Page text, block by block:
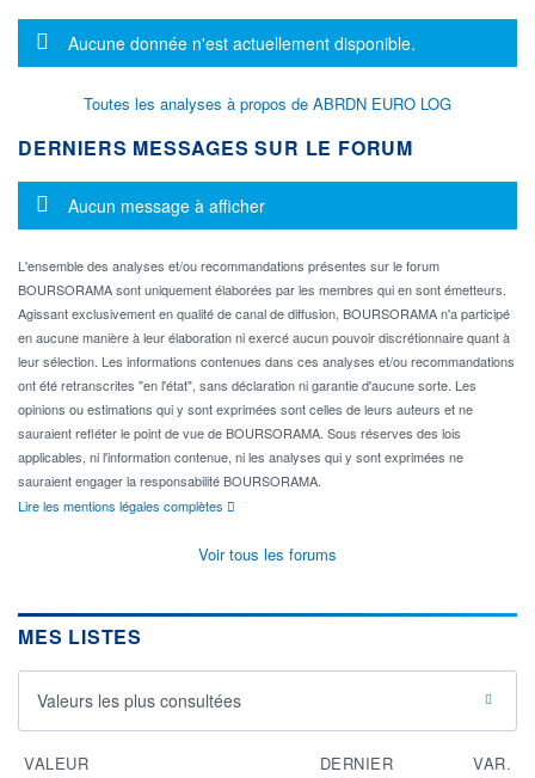
Message d'information
Aucune donnée n'est actuellement disponible.
Toutes les analyses à propos de ABRDN EURO LOG
DERNIERS MESSAGES SUR LE FORUM
Message d'information
Aucun message à afficher
L'ensemble des analyses et/ou recommandations présentes sur le forum
BOURSORAMA sont uniquement élaborées par les membres qui en sont émetteurs.
Agissant exclusivement en qualité de canal de diffusion, BOURSORAMA n'a participé
en aucune manière à leur élaboration ni exercé aucun pouvoir discrétionnaire quant à
leur sélection. Les informations contenues dans ces analyses et/ou recommandations
ont été retranscrites "en l'état", sans déclaration ni garantie d'aucune sorte. Les
opinions ou estimations qui y sont exprimées sont celles de leurs auteurs et ne
sauraient refléter le point de vue de BOURSORAMA. Sous réserves des lois
applicables, ni l'information contenue, ni les analyses qui y sont exprimées ne
sauraient engager la responsabilité BOURSORAMA.
Lire les mentions légales complètes
Voir tous les forums
MES LISTES
Valeurs les plus consultées
VALEUR DERNIER VAR.